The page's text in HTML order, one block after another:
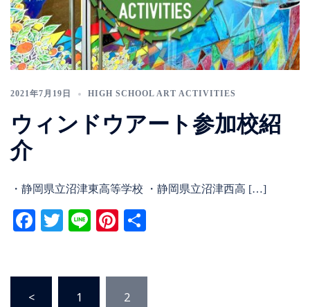
2021年7月19日 HIGH SCHOOL ART ACTIVITIES
ウィンドウアート参加校紹
介
・静岡県立沼津東高等学校 ・静岡県立沼津西高 […]
Facebook
TwitterLinePinterest
< 1 2